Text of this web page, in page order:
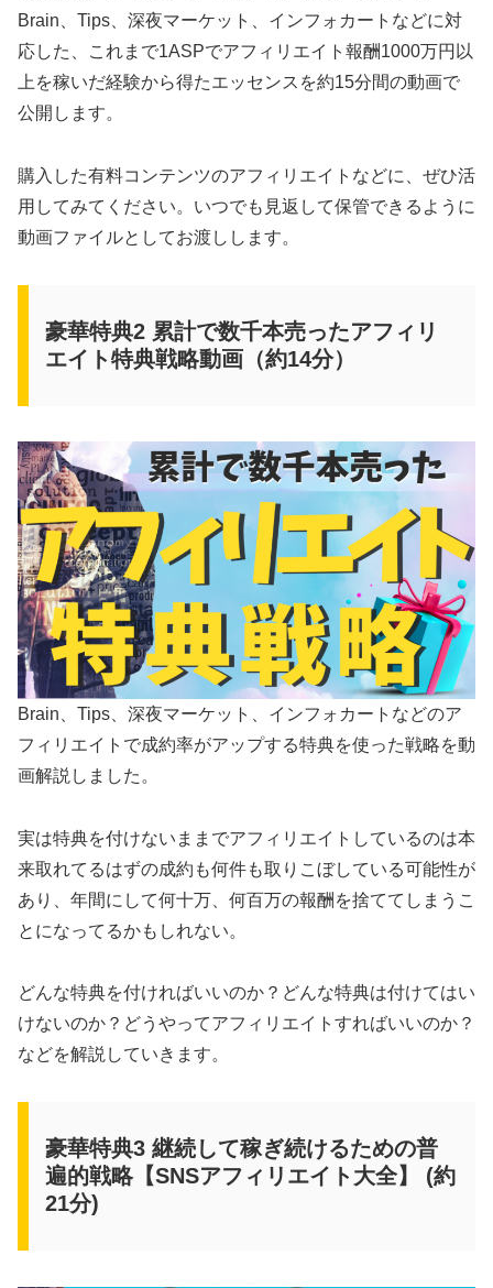
Brain、Tips、深夜マーケット、インフォカートなどに対
応した、これまで1ASPでアフィリエイト報酬1000万円以
上を稼いだ経験から得たエッセンスを約15分間の動画で
公開します。
購入した有料コンテンツのアフィリエイトなどに、ぜひ活
用してみてください。いつでも見返して保管できるように
動画ファイルとしてお渡しします。
豪華特典2 累計で数千本売ったアフィリ
エイト特典戦略動画（約14分）
Brain、Tips、深夜マーケット、インフォカートなどのア
フィリエイトで成約率がアップする特典を使った戦略を動
画解説しました。
実は特典を付けないままでアフィリエイトしているのは本
来取れてるはずの成約も何件も取りこぼしている可能性が
あり、年間にして何十万、何百万の報酬を捨ててしまうこ
とになってるかもしれない。
どんな特典を付ければいいのか？どんな特典は付けてはい
けないのか？どうやってアフィリエイトすればいいのか？
などを解説していきます。
豪華特典3 継続して稼ぎ続けるための普
遍的戦略【SNSアフィリエイト大全】 (約
21分)